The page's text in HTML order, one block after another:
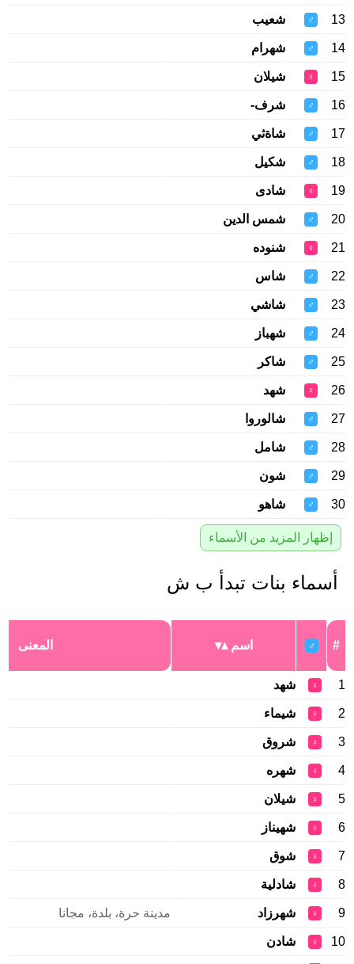
13
♂ شعيب
14
♂ شهرام
15
♀ شيلان
16
♂ شرف-
17
♂ شاةثي
18
♂ شكيل
19
♀ شادی
20
♂ شمس الدين
21
♀ شنوده
22
♂ شاس
23
♂ شاشي
24
♂ شهباز
25
♂ شاكر
26
♀ شهد
27
♂ شالوروا
28
♂ شامل
29
♂ شون
30
♂ شاهو
إظهار المزيد من الأسماء
أسماء بنات تبدأ ب ش
#
♂ اسم المعنى
1
♀ شهد
2
♀ شيماء
3
♀ شروق
4
♀ شهره
5
♀ شيلان
6
♀ شهيناز
7
♀ شوق
8
♀ شادلية
9
♀ شهرزاد مدينة حرة، بلدة، مجانا
10
♀ شادن